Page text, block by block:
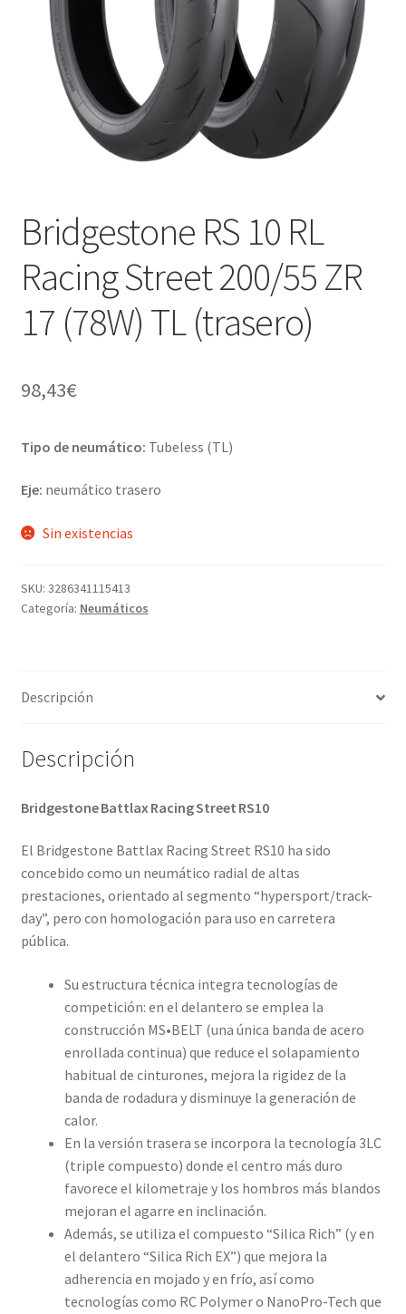
Bridgestone RS 10 RL
Racing Street 200/55 ZR
17 (78W) TL (trasero)
98,43€
Tipo de neumático: Tubeless (TL)
Eje: neumático trasero
Sin existencias
SKU: 3286341115413
Categoría: Neumáticos
Descripción
Descripción
Bridgestone Battlax Racing Street RS10
El Bridgestone Battlax Racing Street RS10 ha sido
concebido como un neumático radial de altas
prestaciones, orientado al segmento “hypersport/track-
day”, pero con homologación para uso en carretera
pública.
Su estructura técnica integra tecnologías de
competición: en el delantero se emplea la
construcción MS•BELT (una única banda de acero
enrollada continua) que reduce el solapamiento
habitual de cinturones, mejora la rigidez de la
banda de rodadura y disminuye la generación de
calor.
En la versión trasera se incorpora la tecnología 3LC
(triple compuesto) donde el centro más duro
favorece el kilometraje y los hombros más blandos
mejoran el agarre en inclinación.
Además, se utiliza el compuesto “Silica Rich” (y en
el delantero “Silica Rich EX”) que mejora la
adherencia en mojado y en frío, así como
tecnologías como RC Polymer o NanoPro-Tech que